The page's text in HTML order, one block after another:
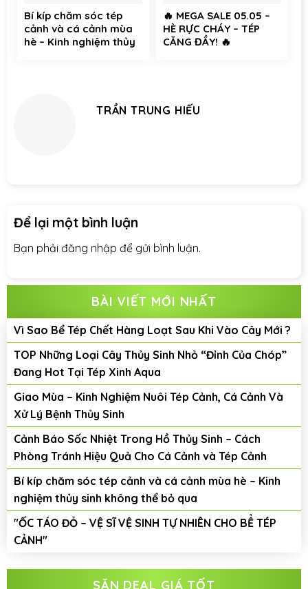
Bí kíp chăm sóc tép
cảnh và cá cảnh mùa
hè – Kinh nghiệm thủy
🔥 MEGA SALE 05.05 –
HÈ RỰC CHÁY – TÉP
CĂNG ĐẦY! 🔥
TRẦN TRUNG HIẾU
Để lại một bình luận
Bạn phải đăng nhập để gửi bình luận.
BÀI VIẾT MỚI NHẤT
Vì Sao Bể Tép Chết Hàng Loạt Sau Khi Vào Cây Mới ?
TOP Những Loại Cây Thủy Sinh Nhỏ “Đỉnh Của Chóp”
Đang Hot Tại Tép Xinh Aqua
Giao Mùa – Kinh Nghiệm Nuôi Tép Cảnh, Cá Cảnh Và
Xử Lý Bệnh Thủy Sinh
Cảnh Báo Sốc Nhiệt Trong Hồ Thủy Sinh – Cách
Phòng Tránh Hiệu Quả Cho Cá Cảnh và Tép Cảnh
Bí kíp chăm sóc tép cảnh và cá cảnh mùa hè – Kinh
nghiệm thủy sinh không thể bỏ qua
"ỐC TÁO ĐỎ – VỆ SĨ VỆ SINH TỰ NHIÊN CHO BỂ TÉP
CẢNH"
SĂN DEAL GIÁ TỐT